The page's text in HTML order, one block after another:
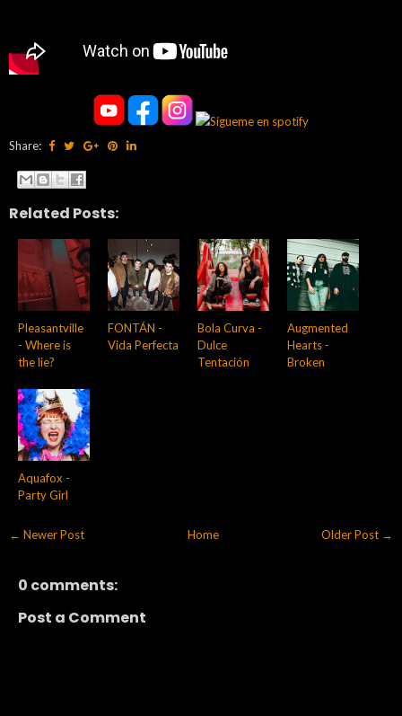
Share:
Related Posts:
Pleasantville
- Where is
the lie?
FONTÁN -
Vida Perfecta
Bola Curva -
Dulce
Tentación
Augmented
Hearts -
Broken
Aquafox -
Party Girl
← Newer Post Older Post →
Home
0 comments:
Post a Comment